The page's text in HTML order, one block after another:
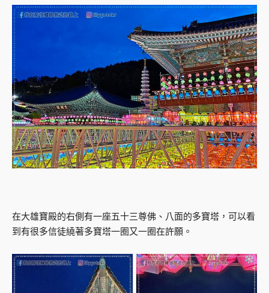
在大雄寶殿的右側有一座五十三尊佛、八面的多寶塔，可以看
到有很多信徒繞著多寶塔一圈又一圈在許願。